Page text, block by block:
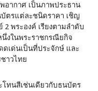
อากาศ เป็นภาพประธาน
ตรแต่ละชนิดราคา เชิญ
พระองค์ เรียงตามลำดับ
งในพระราชกรณียกิจ
เด่นเป็นที่ประจักษ์ และ
าวไทย
ทนสีเช่นเดียวกับธนบัตร